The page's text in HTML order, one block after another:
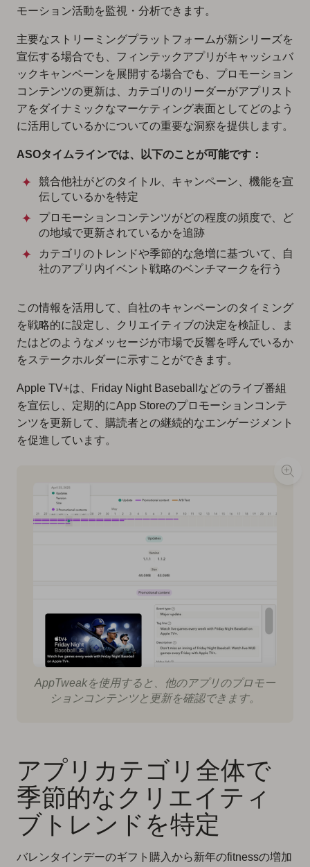
モーション活動を監視・分析できます。
主要なストリーミングプラットフォームが新シリーズを
宣伝する場合でも、フィンテックアプリがキャッシュバ
ックキャンペーンを展開する場合でも、プロモーション
コンテンツの更新は、カテゴリのリーダーがアプリスト
アをダイナミックなマーケティング表面としてどのよう
に活用しているかについての重要な洞察を提供します。
ASOタイムラインでは、以下のことが可能です：
競合他社がどのタイトル、キャンペーン、機能を宣
伝しているかを特定
プロモーションコンテンツがどの程度の頻度で、ど
の地域で更新されているかを追跡
カテゴリのトレンドや季節的な急増に基づいて、自
社のアプリ内イベント戦略のベンチマークを行う
この情報を活用して、自社のキャンペーンのタイミング
を戦略的に設定し、クリエイティブの決定を検証し、ま
たはどのようなメッセージが市場で反響を呼んでいるか
をステークホルダーに示すことができます。
Apple TV+は、Friday Night Baseballなどのライブ番組
を宣伝し、定期的にApp Storeのプロモーションコンテ
ンツを更新して、購読者との継続的なエンゲージメント
を促進しています。
AppTweakを使用すると、他のアプリのプロモー
ションコンテンツと更新を確認できます。
アプリカテゴリ全体で
季節的なクリエイティ
ブトレンドを特定
バレンタインデーのギフト購入から新年のfitnessの増加